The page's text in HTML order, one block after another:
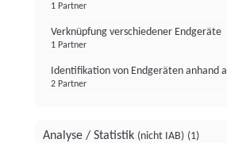
1 Partner
Verknüpfung verschiedener Endgeräte
1 Partner
Identifikation von Endgeräten
2 Partner
Analyse / Statistik (nicht IAB) (1)
Institutional Money
Impressum